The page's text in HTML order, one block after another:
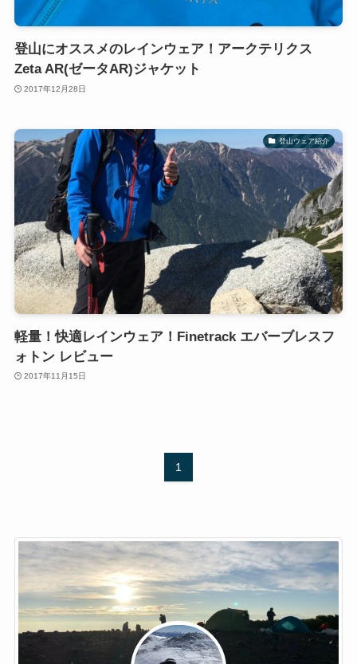
登山にオススメのレインウェア！アークテリクス
Zeta AR(ゼータAR)ジャケット
2017年12月28日
登山ウェア紹介
軽量！快適レインウェア！Finetrack エバーブレスフ
ォトン レビュー
2017年11月15日
1